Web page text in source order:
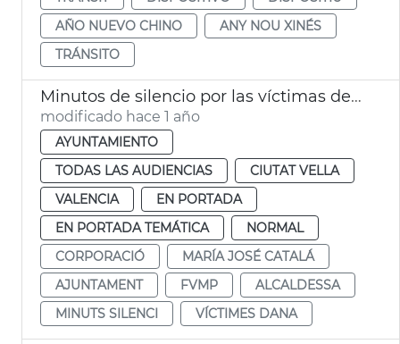
AÑO NUEVO CHINO
ANY NOU XINÉS
TRÁNSITO
Minutos de silencio por las víctimas de la DANA
modificado hace 1 año
AYUNTAMIENTO
TODAS LAS AUDIENCIAS
CIUTAT VELLA
VALENCIA
EN PORTADA
EN PORTADA TEMÁTICA
NORMAL
CORPORACIÓ
MARÍA JOSÉ CATALÁ
AJUNTAMENT
FVMP
ALCALDESSA
MINUTS SILENCI
VÍCTIMES DANA